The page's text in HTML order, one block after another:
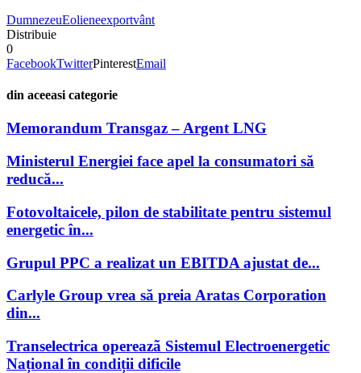
DumnezeuEolieneexportvânt
Distribuie
0
FacebookTwitterPinterestEmail
din aceeasi categorie
Memorandum Transgaz – Argent LNG
Ministerul Energiei face apel la consumatori să
reducă...
Fotovoltaicele, pilon de stabilitate pentru sistemul
energetic în...
Grupul PPC a realizat un EBITDA ajustat de...
Carlyle Group vrea să preia Aratas Corporation
din...
Transelectrica opereazã Sistemul Electroenergetic
Național în condiții dificile